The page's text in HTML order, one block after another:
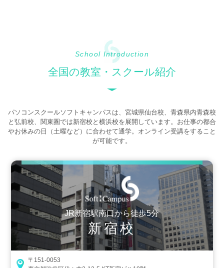
School Introduction
全国の教室・スクール紹介
パソコンスクールソフトキャンパスは、宮城県仙台校、青森県内青森校
と弘前校、関東圏では新宿校と横浜校を展開しています。お仕事の都合
やお休みの日（土曜など）に合わせて通学。オンライン受講をすること
が可能です。
JR新宿駅南口から徒歩5分
新宿校
〒151-0053